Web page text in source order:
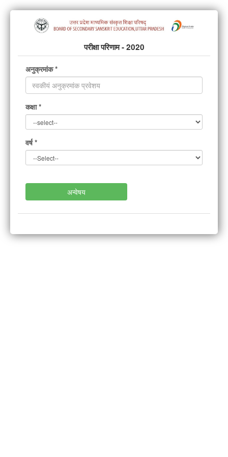
परीक्षा परिणाम - 2020
अनुक्रमांक *
कक्षा *
वर्ष *